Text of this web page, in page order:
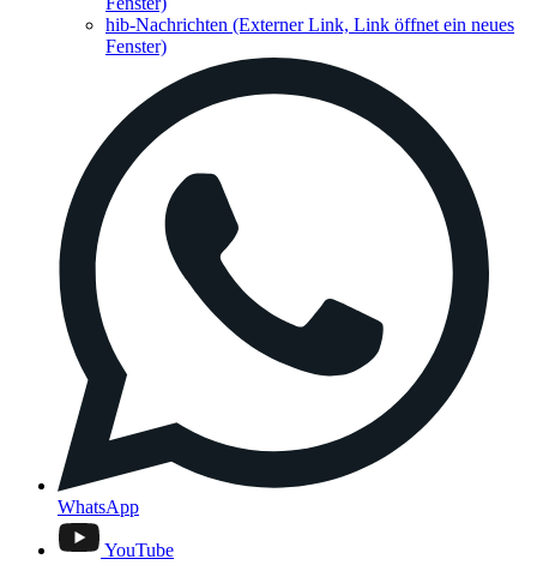
hib-Nachrichten (Externer Link, Link öffnet ein neues
Fenster)
WhatsApp
YouTube